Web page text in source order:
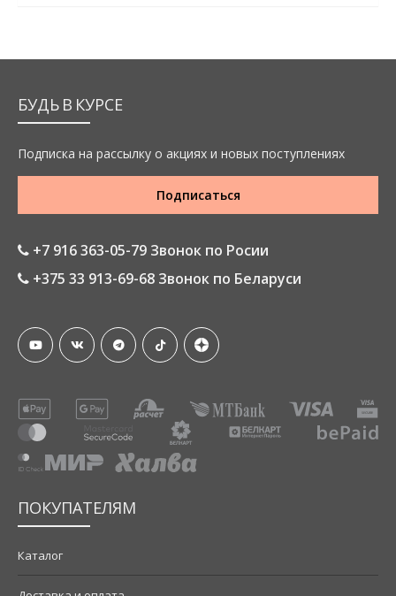
БУДЬ В КУРСЕ
Подписка на рассылку о акциях и новых поступлениях
Подписаться
+7 916 363-05-79 Звонок по Росии
+375 33 913-69-68 Звонок по Беларуси
ПОКУПАТЕЛЯМ
Каталог